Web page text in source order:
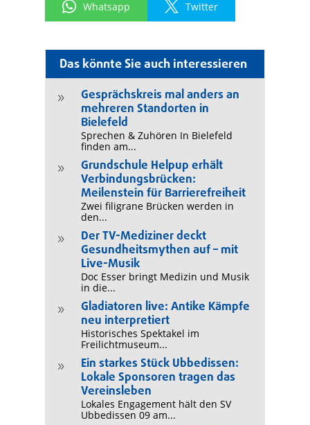
Das könnte Sie auch interessieren
9
Gesprächskreis mal anders an
mehreren Standorten in
Bielefeld
Sprechen & Zuhören In Bielefeld
finden am...
9
Grundschule Helpup erhält
Verbindungsbrücken:
Meilenstein für Barrierefreiheit
Zwei filigrane Brücken werden in
den...
9
Der TV-Mediziner deckt
Gesundheitsmythen auf – mit
Live-Musik
Doc Esser bringt Medizin und Musik
in die...
9
Gladiatoren live: Antike Kämpfe
neu interpretiert
Historisches Spektakel im
Freilichtmuseum...
9
Ein starkes Stück Ubbedissen:
Lokale Sponsoren tragen das
Vereinsleben
Lokales Engagement hält den SV
Ubbedissen 09 am...
Whatsapp Twitter